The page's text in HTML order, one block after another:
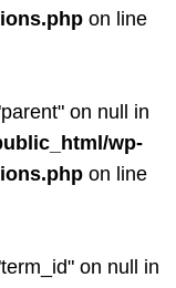
on line
on null in
wp-
on line
on null in